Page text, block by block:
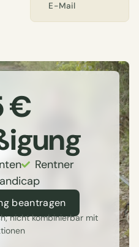
E-Mail
€
Rentner
beantragen
nicht kombinierbar mit